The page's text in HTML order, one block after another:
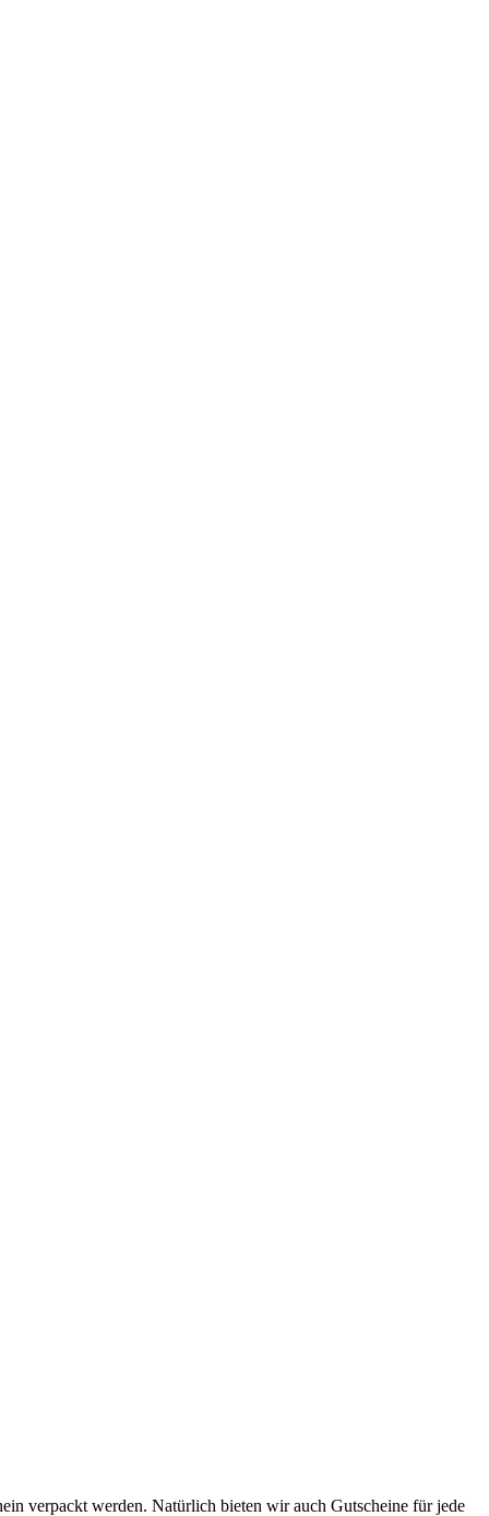
verpackt werden. Natürlich bieten wir auch Gutscheine für jede